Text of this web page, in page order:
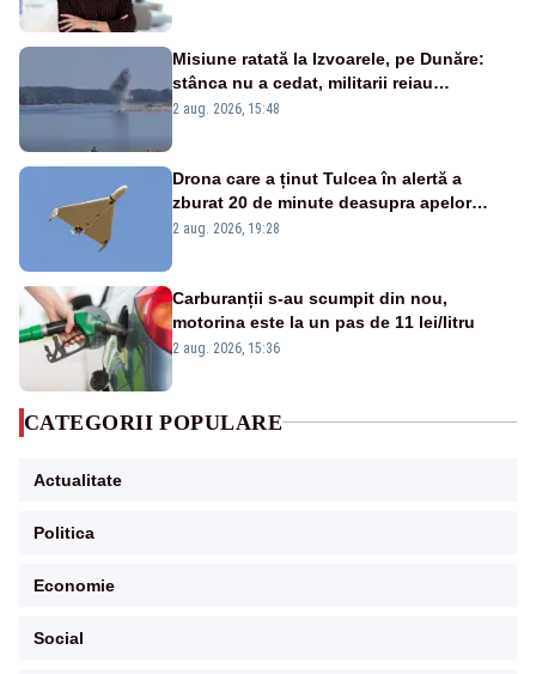
Misiune ratată la Izvoarele, pe Dunăre:
stânca nu a cedat, militarii reiau
detonările luni – VIDEO
2 aug. 2026, 15:48
Drona care a ținut Tulcea în alertă a
zburat 20 de minute deasupra apelor
României. Au fost ridicate două F-16
2 aug. 2026, 19:28
Carburanții s-au scumpit din nou,
motorina este la un pas de 11 lei/litru
2 aug. 2026, 15:36
CATEGORII POPULARE
Actualitate
Politica
Economie
Social